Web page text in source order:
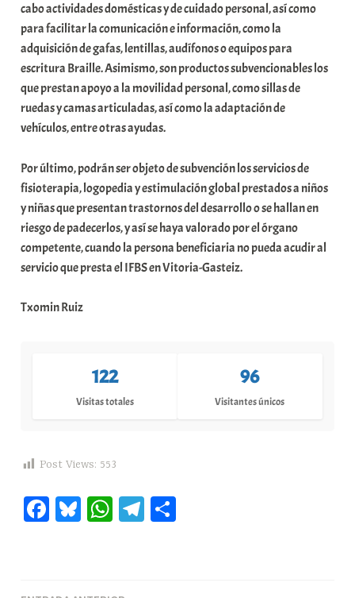
cabo actividades domésticas y de cuidado personal, así como
para facilitar la comunicación e información, como la
adquisición de gafas, lentillas, audífonos o equipos para
escritura Braille. Asimismo, son productos subvencionables los
que prestan apoyo a la movilidad personal, como sillas de
ruedas y camas articuladas, así como la adaptación de
vehículos, entre otras ayudas.
Por último, podrán ser objeto de subvención los servicios de
fisioterapia, logopedia y estimulación global prestados a niños
y niñas que presentan trastornos del desarrollo o se hallan en
riesgo de padecerlos, y así se haya valorado por el órgano
competente, cuando la persona beneficiaria no pueda acudir al
servicio que presta el IFBS en Vitoria-Gasteiz.
Txomin Ruiz
122
Visitas totales
96
Visitantes únicos
Post Views: 553
Fa Bl W Te